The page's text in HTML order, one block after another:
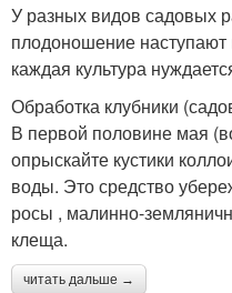
У разных видов садовых
плодоношение
каждая культура
Обработка клубники
В первой половине мая
опрыскайте кустики
воды. Это средство
росы , малинно-
клеща.
читать дальше →